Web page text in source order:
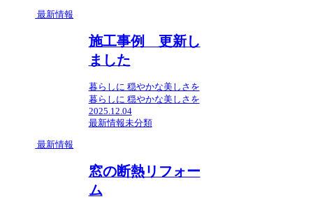
最新情報
施工事例 更新し
ました
暮らしに 穏やかな美しさを
暮らしに 穏やかな美しさを
2025.12.04
最新情報未分類
最新情報
窓の断熱リフォー
ム